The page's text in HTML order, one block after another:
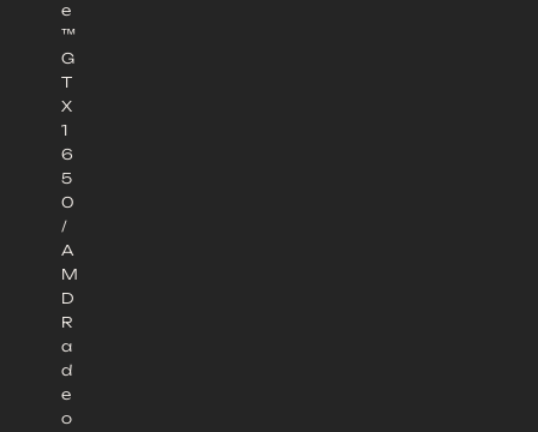
e
™
G
T
X
1
6
5
0
/
A
M
D
R
a
d
e
o